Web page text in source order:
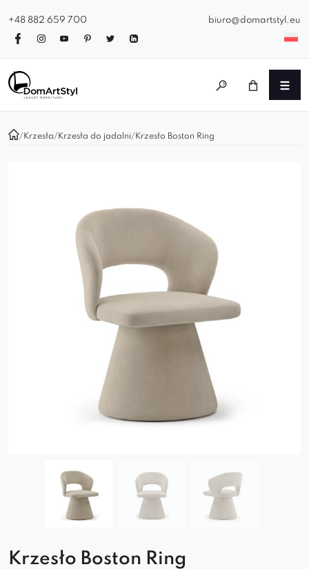
+48 882 659 700 biuro@domartstyl.eu
/ Krzesła/ Krzesła do jadalni/ Krzesło Boston Ring
Krzesło Boston Ring